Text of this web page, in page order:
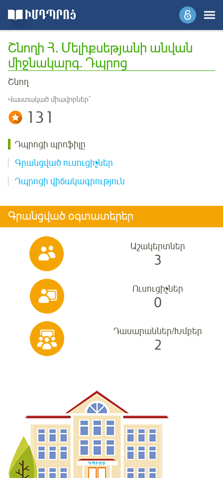
Շնողի Հ. Մելիքսեթյանի անվան
միջնակարգ. Դպրոց
Շնող
Վաստակած միավորներ՝
131
Դպրոցի պրոֆիլը
Գրանցված ուսուցիչներ
Դպրոցի վիճակագրություն
Գրանցված օգտատերեր
Աշակերտներ
3
Ուսուցիչներ
0
Դասարաններ/Խմբեր
2